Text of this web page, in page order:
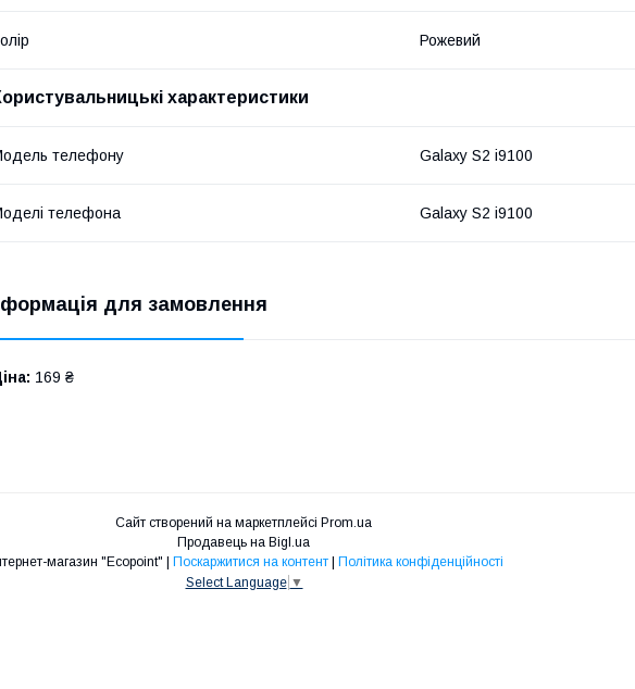
Рожевий
характеристики
телефону Galaxy S2 i9100
телефона Galaxy S2 i9100
для замовлення
169 ₴
Сайт створений на маркетплейсі Prom.ua
Продавець на Bigl.ua
Поскаржитися на контент
Політика конфіденційності
Select Language ▼